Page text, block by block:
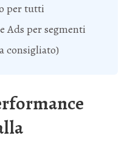
per tutti
Ads per segmenti
consigliato)